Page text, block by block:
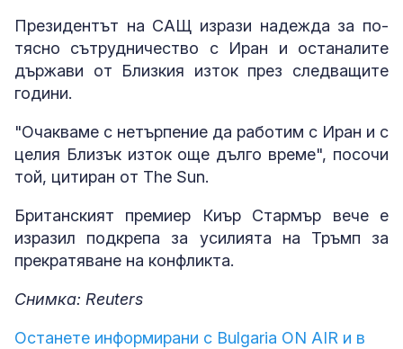
Президентът на САЩ изрази надежда за по-
тясно сътрудничество с Иран и останалите
държави от Близкия изток през следващите
години.
"Очакваме с нетърпение да работим с Иран и с
целия Близък изток още дълго време", посочи
той, цитиран от The Sun.
Британският премиер Киър Стармър вече е
изразил подкрепа за усилията на Тръмп за
прекратяване на конфликта.
Снимка: Reuters
Останете информирани с Bulgaria ON AIR и в